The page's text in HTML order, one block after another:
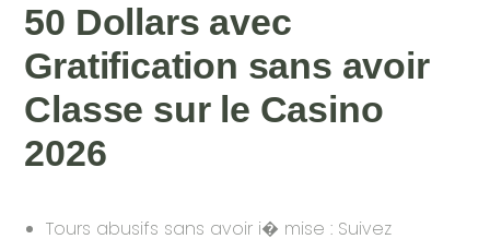
50 Dollars avec
Gratification sans avoir
Classe sur le Casino
2026
Tours abusifs sans avoir i� mise : Suivez